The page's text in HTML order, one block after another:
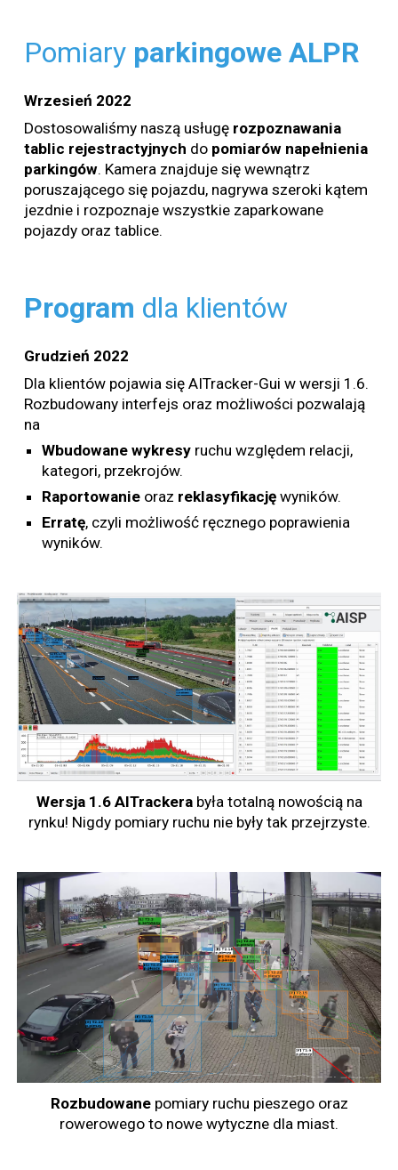
Pomiary parkingowe ALPR
Wrzesień 2022
Dostosowaliśmy naszą usługę rozpoznawania
tablic rejestractyjnych do pomiarów napełnienia
parkingów. Kamera znajduje się wewnątrz
poruszającego się pojazdu, nagrywa szeroki kątem
jezdnie i rozpoznaje wszystkie zaparkowane
pojazdy oraz tablice.
Program dla klientów
Grudzień 2022
Dla klientów pojawia się AITracker-Gui w wersji 1.6.
Rozbudowany interfejs oraz możliwości pozwalają
na
Wbudowane wykresy ruchu względem relacji,
kategori, przekrojów.
Raportowanie oraz reklasyfikację wyników.
Erratę, czyli możliwość ręcznego poprawienia
wyników.
Wersja 1.6 AITrackera była totalną nowością na
rynku! Nigdy pomiary ruchu nie były tak przejrzyste.
Rozbudowane pomiary ruchu pieszego oraz
rowerowego to nowe wytyczne dla miast.